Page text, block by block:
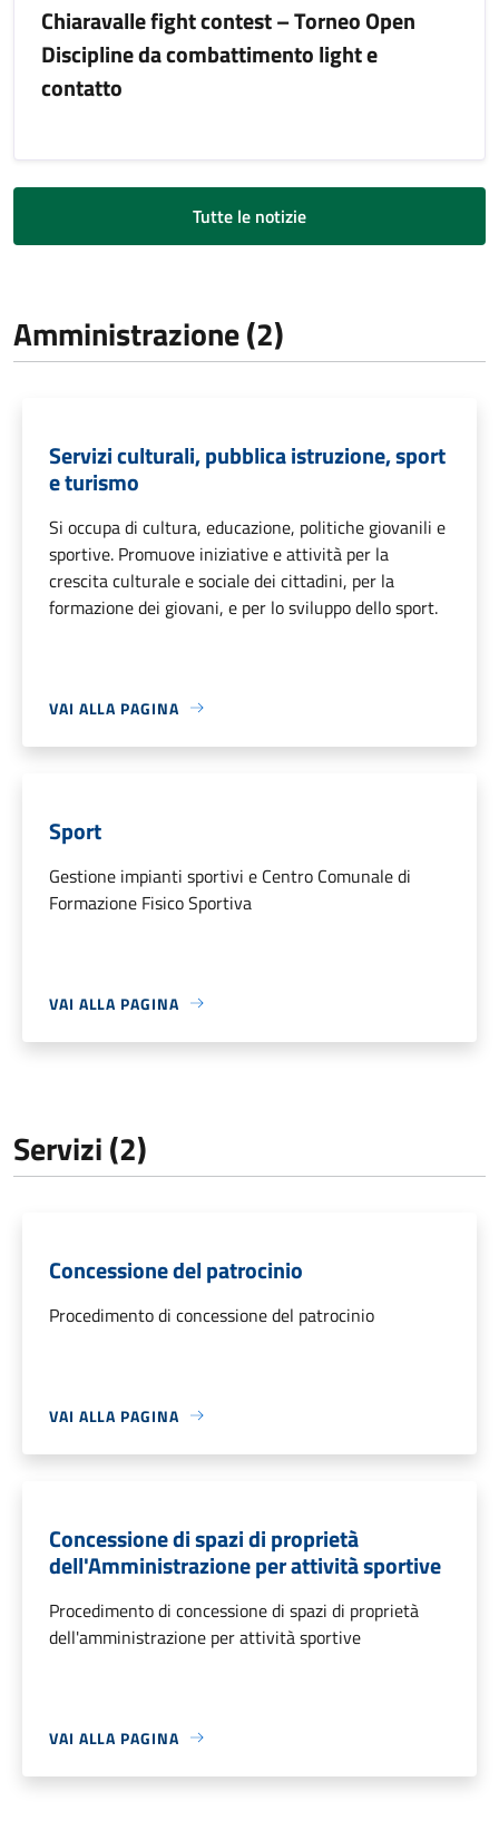
Chiaravalle fight contest – Torneo Open
Discipline da combattimento light e
contatto
Tutte le notizie
Amministrazione (2)
Servizi culturali, pubblica istruzione, sport
e turismo
Si occupa di cultura, educazione, politiche giovanili e
sportive. Promuove iniziative e attività per la
crescita culturale e sociale dei cittadini, per la
formazione dei giovani, e per lo sviluppo dello sport.
VAI ALLA PAGINA
Sport
Gestione impianti sportivi e Centro Comunale di
Formazione Fisico Sportiva
VAI ALLA PAGINA
Servizi (2)
Concessione del patrocinio
Procedimento di concessione del patrocinio
VAI ALLA PAGINA
Concessione di spazi di proprietà
dell'Amministrazione per attività sportive
Procedimento di concessione di spazi di proprietà
dell'amministrazione per attività sportive
VAI ALLA PAGINA